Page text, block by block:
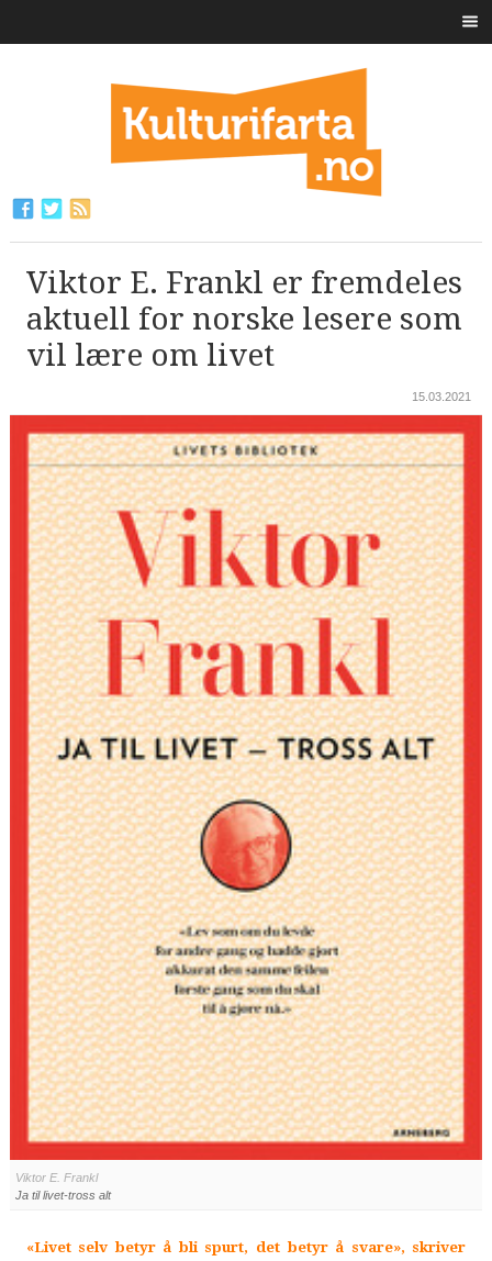
Viktor E. Frankl er fremdeles
aktuell for norske lesere som
vil lære om livet
15.03.2021
Viktor E. Frankl
Ja til livet-tross alt
«Livet selv betyr å bli spurt, det betyr å svare», skriver